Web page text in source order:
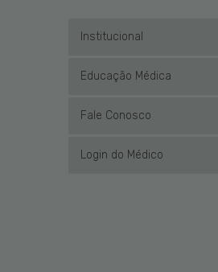
Institucional
Educação Médica
Fale Conosco
Login do Médico